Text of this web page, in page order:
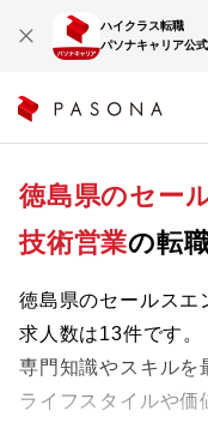
ハイクラス転職
パソナキャリア公
徳島県のセー
技術営業の転
徳島県のセールスエ
求人数は13件です。
専門知識やスキルを
ライフスタイルや価